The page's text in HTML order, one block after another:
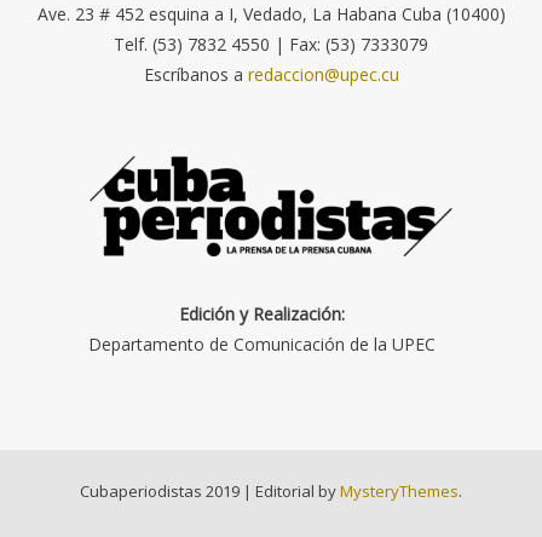
Ave. 23 # 452 esquina a I, Vedado, La Habana Cuba (10400)
Telf. (53) 7832 4550 | Fax: (53) 7333079
Escríbanos a redaccion@upec.cu
Edición y Realización:
Departamento de Comunicación de la UPEC
Cubaperiodistas 2019 | Editorial byMysteryThemes.